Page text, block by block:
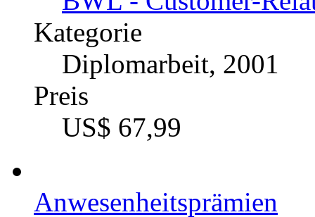
Kategorie
Diplomarbeit, 2001
Preis
US$ 67,99
Anwesenheitsprämien